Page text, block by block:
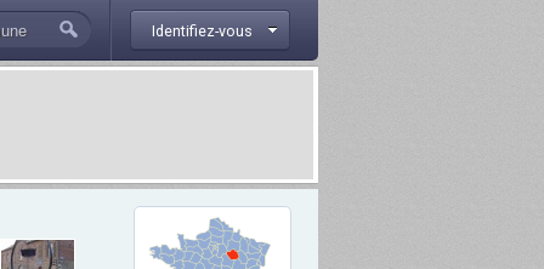
Identifiez-vous